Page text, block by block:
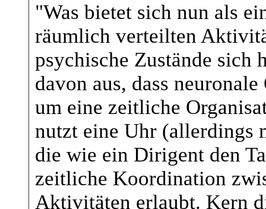
"Was bietet sich nun als
räumlich verteilten
psychische Zustände sich
davon aus, dass
um eine zeitliche
nutzt eine Uhr (allerdings
die wie ein Dirigent den
zeitliche Koordination
Aktivitäten erlaubt. Kern